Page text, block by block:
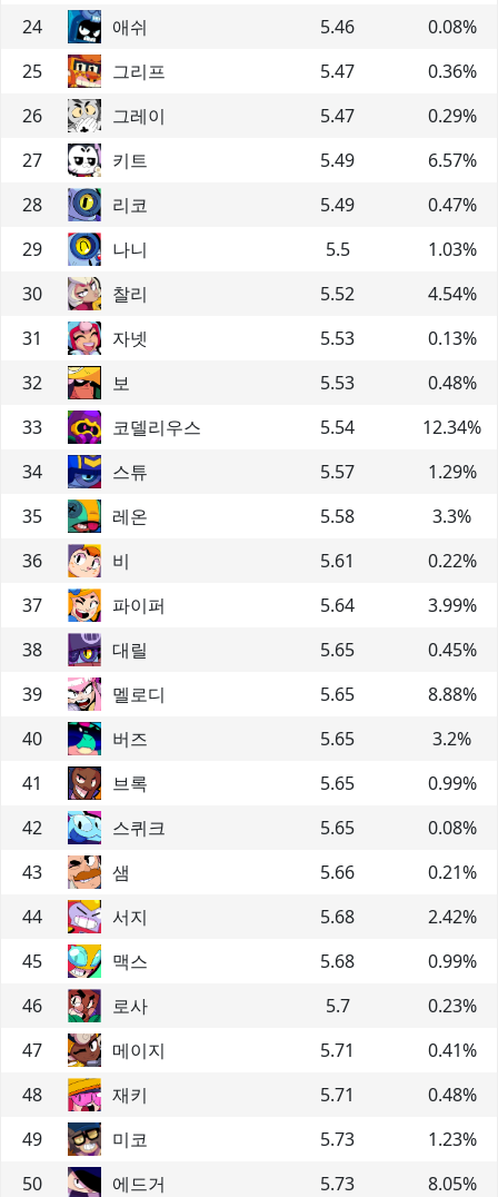
24 애쉬 5.46 0.08%
25
그리프 5.47 0.36%
26
그레이 5.47 0.29%
27
키트 5.49 6.57%
28
리코 5.49 0.47%
29
나니 5.5 1.03%
30
찰리 5.52 4.54%
31
자넷 5.53 0.13%
32
보 5.53 0.48%
33
코델리우스 5.54 12.34%
34
스튜 5.57 1.29%
35
레온 5.58 3.3%
36
비 5.61 0.22%
37
파이퍼 5.64 3.99%
38
대릴 5.65 0.45%
39
멜로디 5.65 8.88%
40
버즈 5.65 3.2%
41
브록 5.65 0.99%
42
스퀴크 5.65 0.08%
43
샘 5.66 0.21%
44
서지 5.68 2.42%
45
맥스 5.68 0.99%
46
로사 5.7 0.23%
47
메이지 5.71 0.41%
48
재키 5.71 0.48%
49
미코 5.73 1.23%
50
에드거 5.73 8.05%